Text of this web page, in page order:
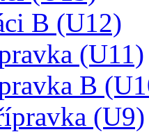
B (U12)
(U11)
B
(U9)